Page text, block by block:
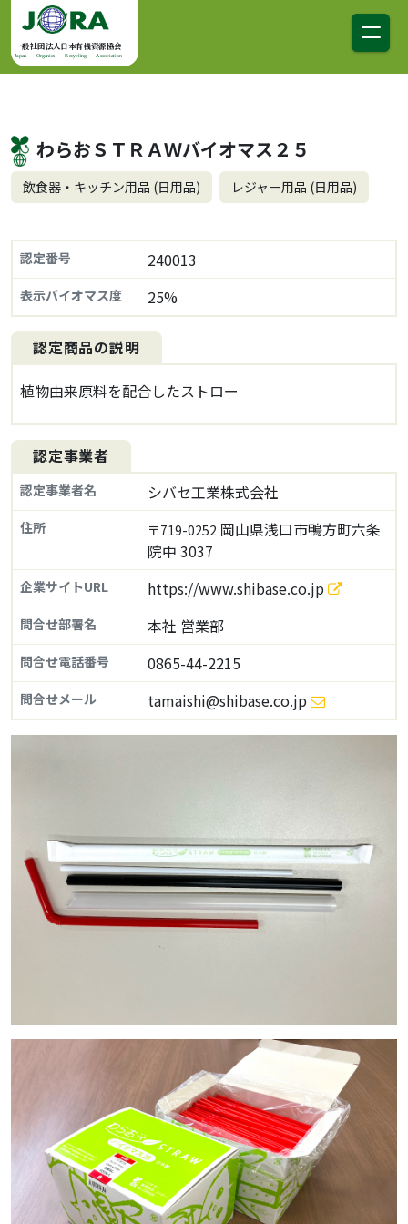
コンテンツへスキップ
メインナビゲーション
一般社団法人日本有機資源協会
Japan Organics Recycling Association
わらおＳＴＲＡＷバイオマス２５
飲食器・キッチン用品 (日用品) レジャー用品 (日用品)
認定番号 240013
表示バイオマス度 25%
認定商品の説明
植物由来原料を配合したストロー
認定事業者
認定事業者名 シバセ工業株式会社
住所 〒719-0252 岡山県浅口市鴨方町六条
院中 3037
企業サイトURL https://www.shibase.co.jp
問合せ部署名 本社 営業部
問合せ電話番号 0865-44-2215
問合せメール tamaishi@shibase.co.jp